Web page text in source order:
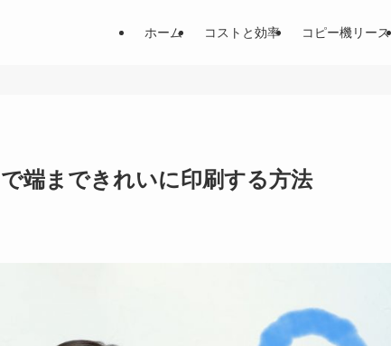
ホーム コストと効率 コピー機リース
端まできれいに印刷する方法